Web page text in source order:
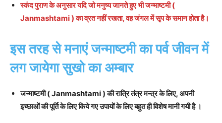
स्कंद पुराण के अनुसार यदि जो मनुष्य जानते हुए भी जन्माष्टमी (
Janmashtami ) का व्रत नहीं रखता, वह जंगल में सृप के समान होता है।
इस तरह से मनाएं जन्माष्टमी का पर्व जीवन में
लग जायेगा सुखो का अम्बार
जन्माष्टमी ( Janmashtami ) की रात्रि तंत्र मन्त्र के लिए, अपनी
इच्छाओं की पूर्ति के लिए किये गए उपायों के लिए बहुत ही विशेष मानी गयी है ।